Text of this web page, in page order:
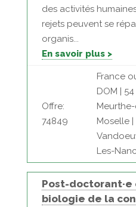
des activités
rejets peuvent se
organis...
En savoir plus >
Offre:
74849
France
DOM |
Moselle |
Les-
Post-
biologie de la